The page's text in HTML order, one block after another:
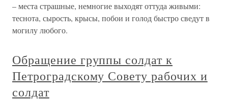
– места страшные, немногие выходят оттуда живыми:
теснота, сырость, крысы, побои и голод быстро сведут в
могилу любого.
Обращение группы солдат к
Петроградскому Совету рабочих и
солдат